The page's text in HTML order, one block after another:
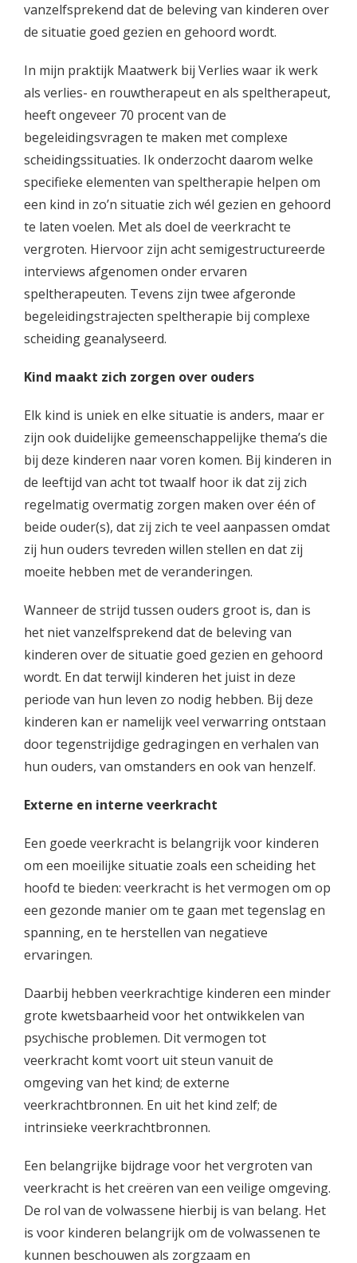
vanzelfsprekend dat de beleving van kinderen over
de situatie goed gezien en gehoord wordt.
In mijn praktijk Maatwerk bij Verlies waar ik werk
als verlies- en rouwtherapeut en als speltherapeut,
heeft ongeveer 70 procent van de
begeleidingsvragen te maken met complexe
scheidingssituaties. Ik onderzocht daarom welke
specifieke elementen van speltherapie helpen om
een kind in zo’n situatie zich wél gezien en gehoord
te laten voelen. Met als doel de veerkracht te
vergroten. Hiervoor zijn acht semigestructureerde
interviews afgenomen onder ervaren
speltherapeuten. Tevens zijn twee afgeronde
begeleidingstrajecten speltherapie bij complexe
scheiding geanalyseerd.
Kind maakt zich zorgen over ouders
Elk kind is uniek en elke situatie is anders, maar er
zijn ook duidelijke gemeenschappelijke thema’s die
bij deze kinderen naar voren komen. Bij kinderen in
de leeftijd van acht tot twaalf hoor ik dat zij zich
regelmatig overmatig zorgen maken over één of
beide ouder(s), dat zij zich te veel aanpassen omdat
zij hun ouders tevreden willen stellen en dat zij
moeite hebben met de veranderingen.
Wanneer de strijd tussen ouders groot is, dan is
het niet vanzelfsprekend dat de beleving van
kinderen over de situatie goed gezien en gehoord
wordt. En dat terwijl kinderen het juist in deze
periode van hun leven zo nodig hebben. Bij deze
kinderen kan er namelijk veel verwarring ontstaan
door tegenstrijdige gedragingen en verhalen van
hun ouders, van omstanders en ook van henzelf.
Externe en interne veerkracht
Een goede veerkracht is belangrijk voor kinderen
om een moeilijke situatie zoals een scheiding het
hoofd te bieden: veerkracht is het vermogen om op
een gezonde manier om te gaan met tegenslag en
spanning, en te herstellen van negatieve
ervaringen.
Daarbij hebben veerkrachtige kinderen een minder
grote kwetsbaarheid voor het ontwikkelen van
psychische problemen. Dit vermogen tot
veerkracht komt voort uit steun vanuit de
omgeving van het kind; de externe
veerkrachtbronnen. En uit het kind zelf; de
intrinsieke veerkrachtbronnen.
Een belangrijke bijdrage voor het vergroten van
veerkracht is het creëren van een veilige omgeving.
De rol van de volwassene hierbij is van belang. Het
is voor kinderen belangrijk om de volwassenen te
kunnen beschouwen als zorgzaam en